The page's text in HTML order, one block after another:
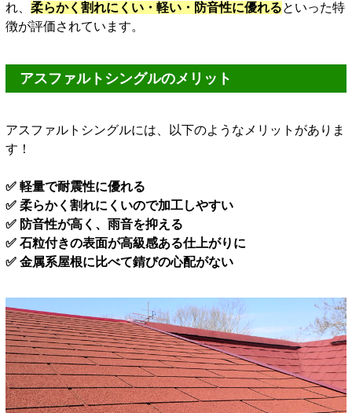
れ、 柔らかく割れにくい・軽い・防音性に優れるといった特
徴が評価されています。
アスファルトシングルのメリット
アスファルトシングルには、以下のようなメリットがありま
す！
✅ 軽量で耐震性に優れる
✅ 柔らかく割れにくいので加工しやすい
✅ 防音性が高く、雨音を抑える
✅ 石粒付きの表面が高級感ある仕上がりに
✅ 金属系屋根に比べて錆びの心配がない